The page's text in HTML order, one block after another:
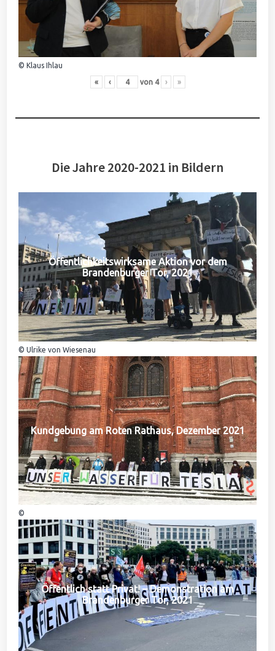
© Klaus Ihlau
« ‹ von 4 › »
Die Jahre 2020-2021 in Bildern
Öffentlichkeitswirksame Aktion vor dem
Brandenburger Tor, 2021
© Ulrike von Wiesenau
Kundgebung am Roten Rathaus, Dezember 2021
©
Öffentlich statt Privat! – Demonstration am
Brandenburger Tor, 2021